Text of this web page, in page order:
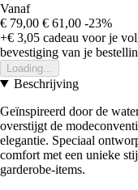
Vanaf
€ 79,00 € 61,00 -23%
+€ 3,05 cadeau voor je
bevestiging van je
Loading...
Beschrijving
Geïnspireerd door de
overstijgt de
elegantie. Speciaal
comfort met een unieke
garderobe-items.